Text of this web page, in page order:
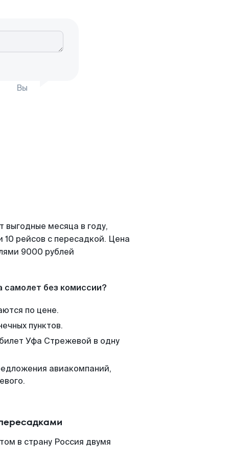
Вы
выгодные месяца в году,
рейсов с пересадкой. Цена
9000 рублей
самолет без комиссии?
по цене.
пунктов.
Уфа Стрежевой в одну
авиакомпаний,
в страну Россия двумя